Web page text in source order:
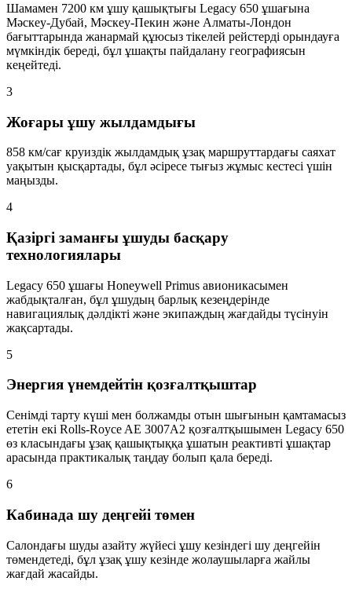
Шамамен 7200 км ұшу қашықтығы Legacy 650 ұшағына
Мәскеу-Дубай, Мәскеу-Пекин және Алматы-Лондон
бағыттарында жанармай құюсыз тікелей рейстерді орындауға
мүмкіндік береді, бұл ұшақты пайдалану географиясын
кеңейтеді.
3
Жоғары ұшу жылдамдығы
858 км/сағ круиздік жылдамдық ұзақ маршруттардағы саяхат
уақытын қысқартады, бұл әсіресе тығыз жұмыс кестесі үшін
маңызды.
4
Қазіргі заманғы ұшуды басқару
технологиялары
Legacy 650 ұшағы Honeywell Primus авионикасымен
жабдықталған, бұл ұшудың барлық кезеңдерінде
навигациялық дәлдікті және экипаждың жағдайды түсінуін
жақсартады.
5
Энергия үнемдейтін қозғалтқыштар
Сенімді тарту күші мен болжамды отын шығынын қамтамасыз
ететін екі Rolls-Royce AE 3007A2 қозғалтқышымен Legacy 650
өз класындағы ұзақ қашықтыққа ұшатын реактивті ұшақтар
арасында практикалық таңдау болып қала береді.
6
Кабинада шу деңгейі төмен
Салондағы шуды азайту жүйесі ұшу кезіндегі шу деңгейін
төмендетеді, бұл ұзақ ұшу кезінде жолаушыларға жайлы
жағдай жасайды.